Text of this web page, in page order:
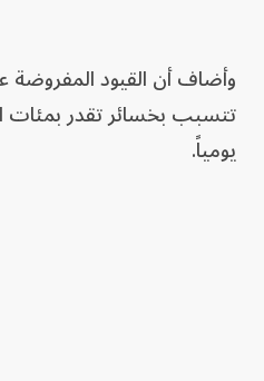
وأضاف أن القيود المفروضة
تتسبب بخسائر تقدر بمئات
يومياً.